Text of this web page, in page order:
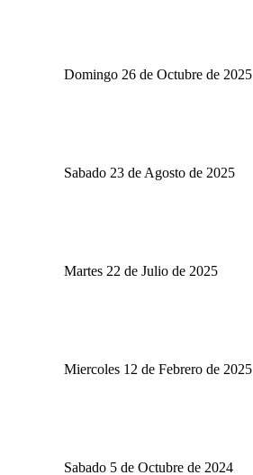
Domingo 26 de Octubre de 2025
Sabado 23 de Agosto de 2025
Martes 22 de Julio de 2025
Miercoles 12 de Febrero de 2025
Sabado 5 de Octubre de 2024